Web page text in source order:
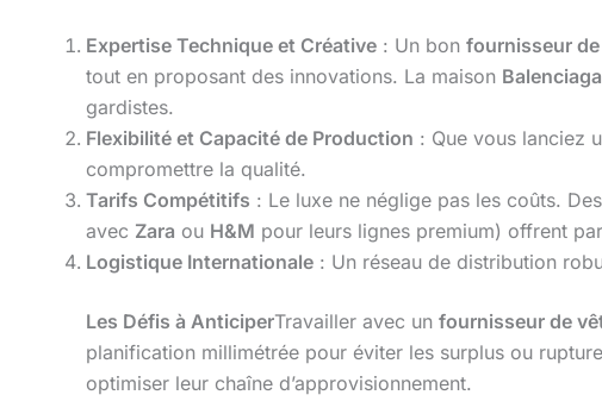
Expertise Technique et Créative : Un bon fournisseur
tout en proposant des innovations. La maison Balenciaga
gardistes.
Flexibilité et Capacité de Production : Que vous lanciez
compromettre la qualité.
Tarifs Compétitifs : Le luxe ne néglige pas les coûts. Des
avec Zara ou H&M pour leurs lignes premium) offrent
Logistique Internationale : Un réseau de distribution
Les Défis à AnticiperTravailler avec un fournisseur de
planification millimétrée pour éviter les surplus ou
optimiser leur chaîne d’approvisionnement.